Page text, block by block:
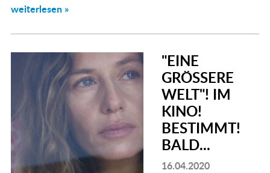
weiterlesen »
"EINE
GRÖSSERE
WELT"! IM
KINO!
BESTIMMT!
BALD...
16.04.2020